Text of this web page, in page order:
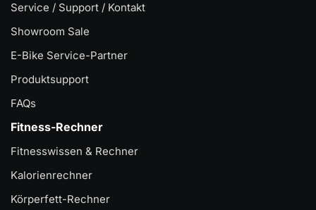
Service / Support / Kontakt
Showroom Sale
E-Bike Service-Partner
Produktsupport
FAQs
Fitness-Rechner
Fitnesswissen & Rechner
Kalorienrechner
Körperfett-Rechner